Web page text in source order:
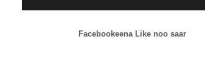
Facebookeena Like noo saar